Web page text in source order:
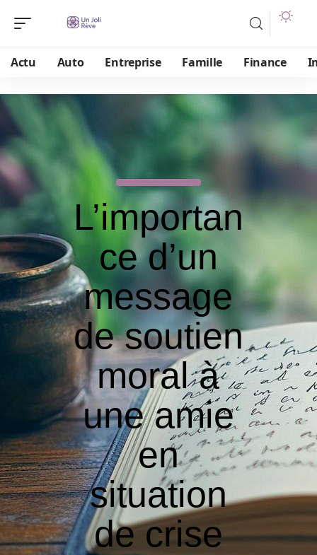
Actu Auto Entreprise Famille Finance
L’importan
ce d’un
message
de soutien
moral à
une amie
en
situation
de crise